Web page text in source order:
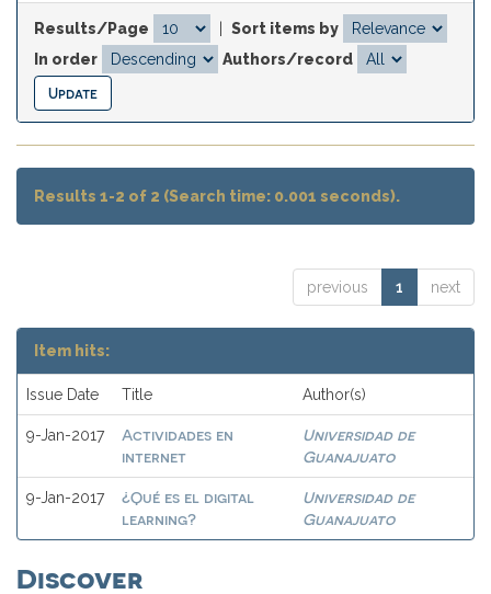
Results/Page
Sort items by
In order
Authors/record
Results 1-2 of 2 (Search time: 0.001 seconds).
previous 1 next
Item hits:
Issue Date Title Author(s)
9-Jan-2017
Actividades en
internet
Universidad de
Guanajuato
9-Jan-2017
¿Qué es el digital
learning?
Universidad de
Guanajuato
Discover